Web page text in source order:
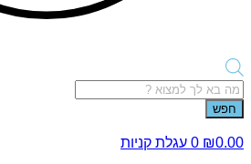
Products
search
חפש
₪0.00
0 עגלת קניות